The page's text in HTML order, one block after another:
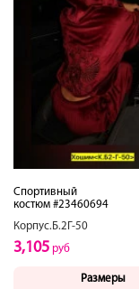
Спортивный
костюм #23460694
Корпус.Б.2Г-50
3,105 руб
Размеры